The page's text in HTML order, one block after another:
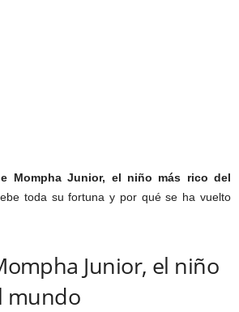
Mompha Junior, el niño más rico del
toda su fortuna y por qué se ha vuelto
Junior, el niño
mundo